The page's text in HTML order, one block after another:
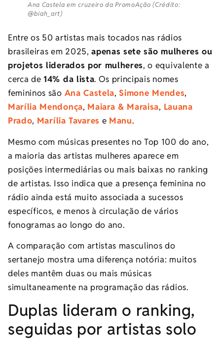
Ana Castela em cruzeiro da PromoAção (Crédito:
@biah_art)
Entre os 50 artistas mais tocados nas rádios
brasileiras em 2025,apenas sete são mulheres ou
projetos liderados por mulheres, o equivalente a
cerca de 14% da lista. Os principais nomes
femininos são Ana Castela,Simone Mendes,
Marília Mendonça, Maiara & Maraisa, Lauana
Prado, Marília Tavares e Manu.
Mesmo com músicas presentes no Top 100 do ano,
a maioria das artistas mulheres aparece em
posições intermediárias ou mais baixas no ranking
de artistas. Isso indica que a presença feminina no
rádio ainda está muito associada a sucessos
específicos, e menos à circulação de vários
fonogramas ao longo do ano.
A comparação com artistas masculinos do
sertanejo mostra uma diferença notória: muitos
deles mantêm duas ou mais músicas
simultaneamente na programação das rádios.
Duplas lideram o ranking,
seguidas por artistas solo